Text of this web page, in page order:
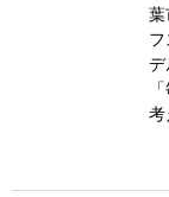
葉
デ
考